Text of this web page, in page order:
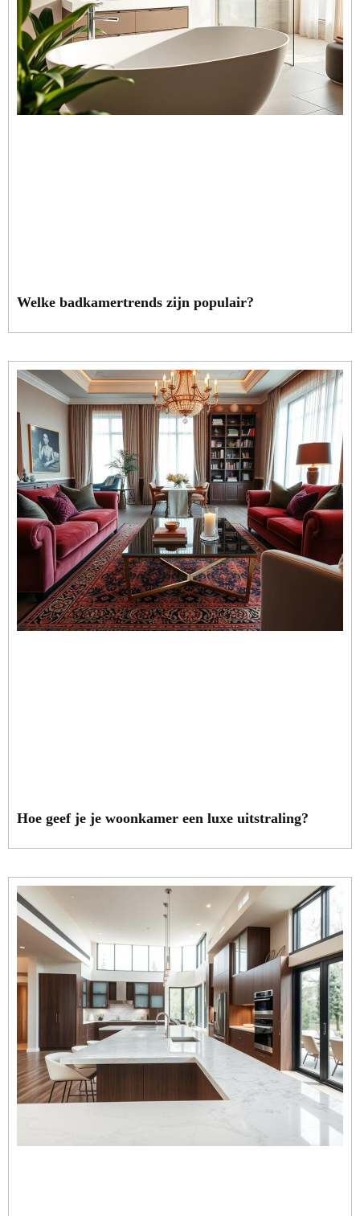
Welke badkamertrends zijn populair?
Hoe geef je je woonkamer een luxe uitstraling?